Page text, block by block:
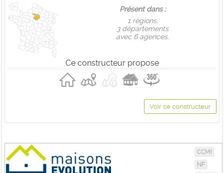
Présent dans :
1 règions,
3 départements
avec 6 agences.
Ce constructeur propose
Voir ce constructeur
CCMI
NF